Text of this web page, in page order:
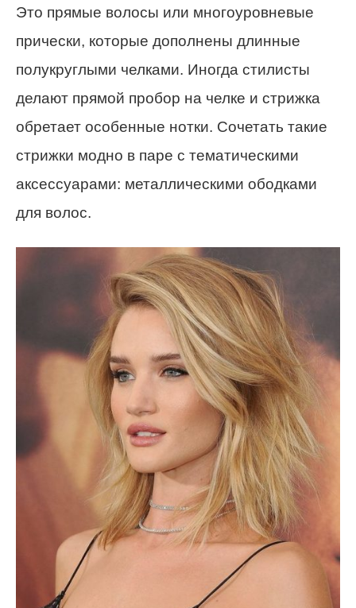
Это прямые волосы или многоуровневые
прически, которые дополнены длинные
полукруглыми челками. Иногда стилисты
делают прямой пробор на челке и стрижка
обретает особенные нотки. Сочетать такие
стрижки модно в паре с тематическими
аксессуарами: металлическими ободками
для волос.